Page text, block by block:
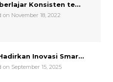
Konsisten te...
on November 18, 2022
Inovasi Smar...
on September 15, 2025